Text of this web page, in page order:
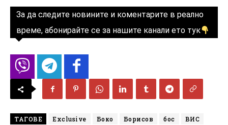
За да следите новините и коментарите в реално
време, абонирайте се за нашите канали ето тук
ТАГОВЕ Exclusive Боко Борисов бос
ВИС